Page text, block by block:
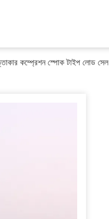
কম্প্রেশন স্পোক টাইপ লোড সেল